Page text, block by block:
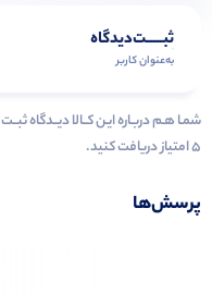
ثبـــــت‌دیدگاه
به‌عنوان کاربر
شمـا هـم دربـاره ایـن کــالا دیــدگاه
۵ امتیاز دریافت کنید.
پرسش‌ها